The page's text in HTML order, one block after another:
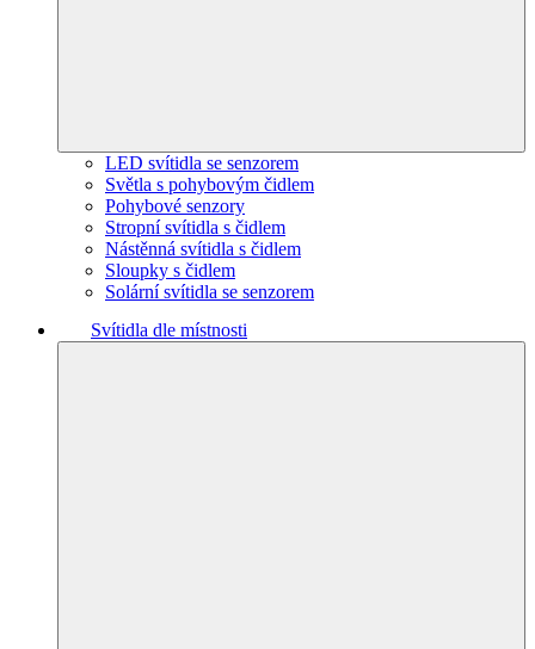
LED svítidla se senzorem
Světla s pohybovým čidlem
Pohybové senzory
Stropní svítidla s čidlem
Nástěnná svítidla s čidlem
Sloupky s čidlem
Solární svítidla se senzorem
Svítidla dle místnosti